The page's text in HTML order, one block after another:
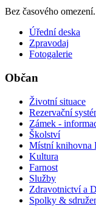
Bez časového omezení.
Úřední deska
Zpravodaj
Fotogalerie
Občan
Životní situace
Rezervační
Zámek -
Školství
Místní knihovna
Kultura
Farnost
Služby
Zdravotnictví a
Spolky &